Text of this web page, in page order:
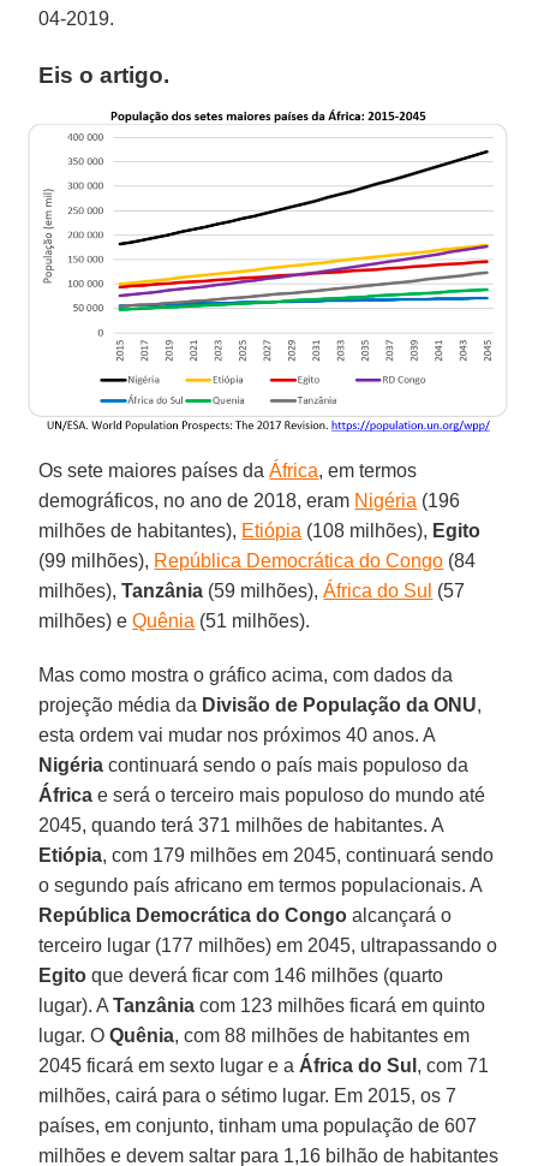
04-2019.
Eis o artigo.
Os sete maiores países daÁfrica, em termos
demográficos, no ano de 2018, eram Nigéria (196
milhões de habitantes), Etiópia (108 milhões), Egito
(99 milhões), República Democrática do Congo (84
milhões),Tanzânia (59 milhões),África do Sul (57
milhões) eQuênia (51 milhões).
Mas como mostra o gráfico acima, com dados da
projeção média da Divisão de População da ONU,
esta ordem vai mudar nos próximos 40 anos. A
Nigéria continuará sendo o país mais populoso da
África e será o terceiro mais populoso do mundo até
2045, quando terá 371 milhões de habitantes. A
Etiópia, com 179 milhões em 2045, continuará sendo
o segundo país africano em termos populacionais. A
República Democrática do Congo alcançará o
terceiro lugar (177 milhões) em 2045, ultrapassando o
Egito que deverá ficar com 146 milhões (quarto
lugar). ATanzânia com 123 milhões ficará em quinto
lugar. OQuênia, com 88 milhões de habitantes em
2045 ficará em sexto lugar e a África do Sul , com 71
milhões, cairá para o sétimo lugar. Em 2015, os 7
países, em conjunto, tinham uma população de 607
milhões e devem saltar para 1,16 bilhão de habitantes